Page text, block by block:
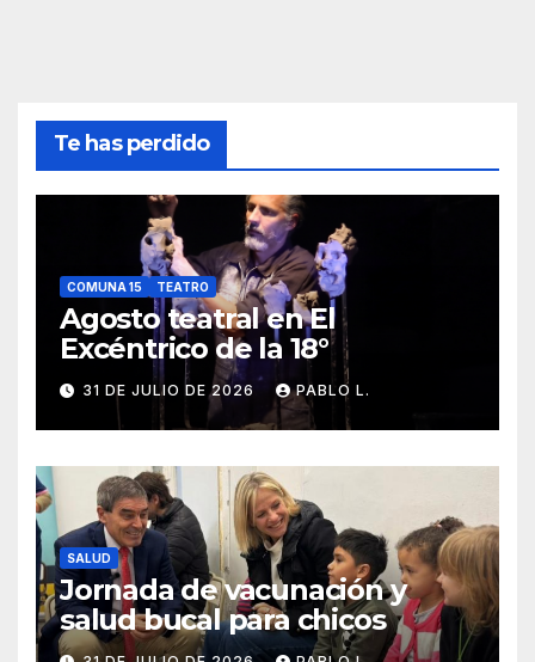
Te has perdido
COMUNA 15 TEATRO
Agosto teatral en El
Excéntrico de la 18°
31 DE JULIO DE 2026 PABLO L.
SALUD
Jornada de vacunación y
salud bucal para chicos